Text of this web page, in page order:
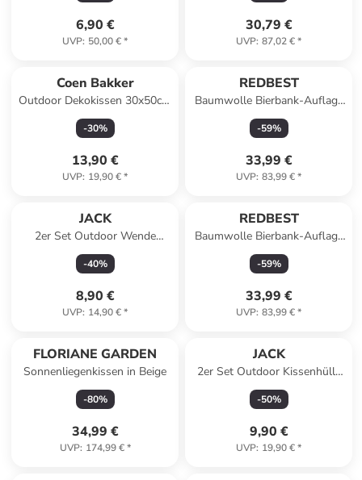
6,90 €
UVP: 50,00 €*
30,79 €
UVP: 87,02 €*
Coen Bakker
Outdoor Dekokissen 30x50cm
inkl. Füllung in Dunkelgrün
-30%
13,90 €
UVP: 19,90 €*
REDBEST
Baumwolle Bierbank-Auflage
2er-Pack Seattle in beige
-59%
33,99 €
UVP: 83,99 €*
JACK
2er Set Outdoor Wende
Kissenhülle 45x45cm in
Petrol/Anthrazit
-40%
8,90 €
UVP: 14,90 €*
REDBEST
Baumwolle Bierbank-Auflage
2er-Pack Nashville in grün
-59%
33,99 €
UVP: 83,99 €*
FLORIANE GARDEN
Sonnenliegenkissen in Beige
-80%
34,99 €
UVP: 174,99 €*
JACK
2er Set Outdoor Kissenhülle
40x60cm in Pink
-50%
9,90 €
UVP: 19,90 €*